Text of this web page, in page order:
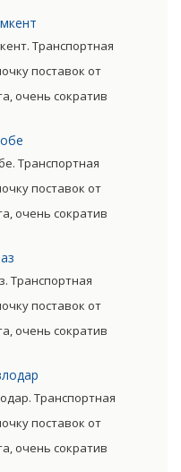
затраты,
цены товара.
Транспортная
поставок от
очень сократив
существенно снизив
Транспортная
поставок от
очень сократив
существенно снизив
Транспортная
поставок от
очень сократив
существенно снизив
Транспортная
поставок от
очень сократив